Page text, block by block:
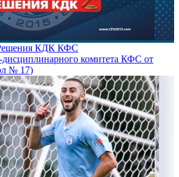
КДК КФС
комитета КФС от
№ 17)